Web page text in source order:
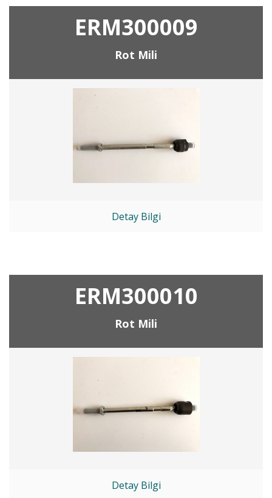
ERM300009
Rot Mili
Detay Bilgi
ERM300010
Rot Mili
Detay Bilgi